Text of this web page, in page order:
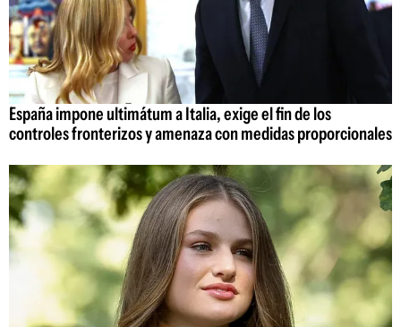
España impone ultimátum a Italia, exige el fin de los
controles fronterizos y amenaza con medidas proporcionales